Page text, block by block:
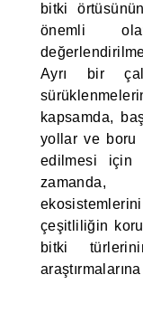
bitki
önemli
Ayrı bir
kapsamda,
yollar ve boru
edilmesi için
zamanda,
çeşitliliğin
bitki